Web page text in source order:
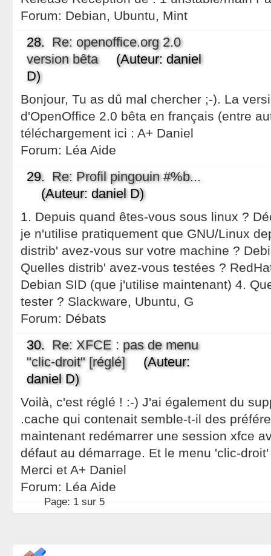
Forum: Debian, Ubuntu, Mint
28. Re: openoffice.org 2.0
version bêta(Auteur: daniel
D)
Bonjour, Tu as dû mal chercher ;-). La
d'OpenOffice 2.0 bêta en français (entre
téléchargement ici : A+ Daniel
Forum: Léa Aide
29. Re: Profil pingouin #%b...
(Auteur: daniel D)
1. Depuis quand êtes-vous sous linux ?
je n'utilise pratiquement que GNU/Linux
distrib' avez-vous sur votre machine ?
Quelles distrib' avez-vous testées ?
Debian SID (que j'utilise maintenant) 4.
tester ? Slackware, Ubuntu, G
Forum: Débats
30. Re: XFCE : pas de menu
"clic-droit" [réglé](Auteur:
daniel D)
Voilà, c'est réglé ! :-) J'ai également du
.cache qui contenait semble-t-il des
maintenant redémarrer une session xfce
défaut au démarrage. Et le menu 'clic-
Merci et A+ Daniel
Forum: Léa Aide
Page: 1 sur 5